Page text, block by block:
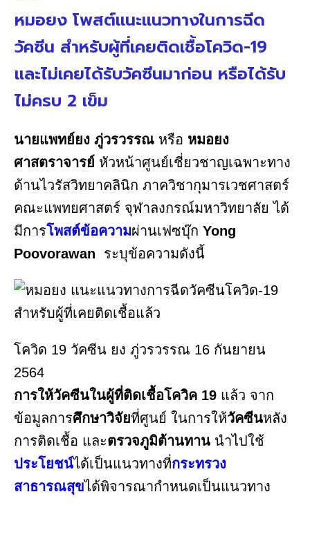
หมอยง โพสต์แนะแนวทางในการฉีด
วัคซีน สำหรับผู้ที่เคยติดเชื้อโควิด-19
และไม่เคยได้รับวัคซีนมาก่อน หรือได้รับ
ไม่ครบ 2 เข็ม
นายแพทย์ยง ภู่วรวรรณ หรือ หมอยง
ศาสตราจารย์ หัวหน้าศูนย์เชี่ยวชาญเฉพาะทาง
ด้านไวรัสวิทยาคลินิก ภาควิชากุมารเวชศาสตร์
คณะแพทยศาสตร์ จุฬาลงกรณ์มหาวิทยาลัย ได้
มีการโพสต์ข้อความผ่านเฟซบุ๊ก Yong
Poovorawan
ระบุข้อความดังนี้
โควิด 19 วัคซีน ยง ภู่วรวรรณ 16 กันยายน
2564
การให้วัคซีนในผู้ที่ติดเชื้อโควิค 19 แล้ว จาก
ข้อมูลการศึกษาวิจัยที่ศูนย์ ในการให้วัคซีนหลัง
การติดเชื้อ และตรวจภูมิต้านทาน นำไปใช้
ประโยชน์ได้เป็นแนวทางที่กระทรวง
สาธารณสุขได้พิจารณากำหนดเป็นแนวทาง